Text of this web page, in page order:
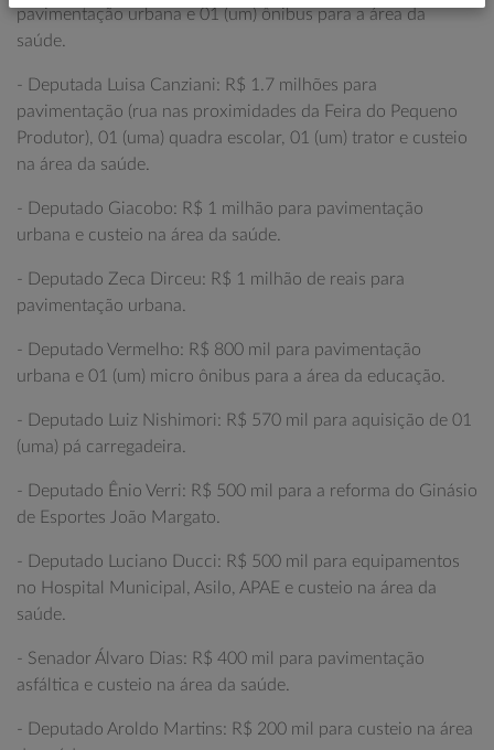
pavimentação urbana e 01 (um) ônibus para a área da
saúde.
- Deputada Luisa Canziani: R$ 1.7 milhões para
pavimentação (rua nas proximidades da Feira do Pequeno
Produtor), 01 (uma) quadra escolar, 01 (um) trator e custeio
na área da saúde.
- Deputado Giacobo: R$ 1 milhão para pavimentação
urbana e custeio na área da saúde.
- Deputado Zeca Dirceu: R$ 1 milhão de reais para
pavimentação urbana.
- Deputado Vermelho: R$ 800 mil para pavimentação
urbana e 01 (um) micro ônibus para a área da educação.
- Deputado Luiz Nishimori: R$ 570 mil para aquisição de 01
(uma) pá carregadeira.
- Deputado Ênio Verri: R$ 500 mil para a reforma do Ginásio
de Esportes João Margato.
- Deputado Luciano Ducci: R$ 500 mil para equipamentos
no Hospital Municipal, Asilo, APAE e custeio na área da
saúde.
- Senador Álvaro Dias: R$ 400 mil para pavimentação
asfáltica e custeio na área da saúde.
- Deputado Aroldo Martins: R$ 200 mil para custeio na área